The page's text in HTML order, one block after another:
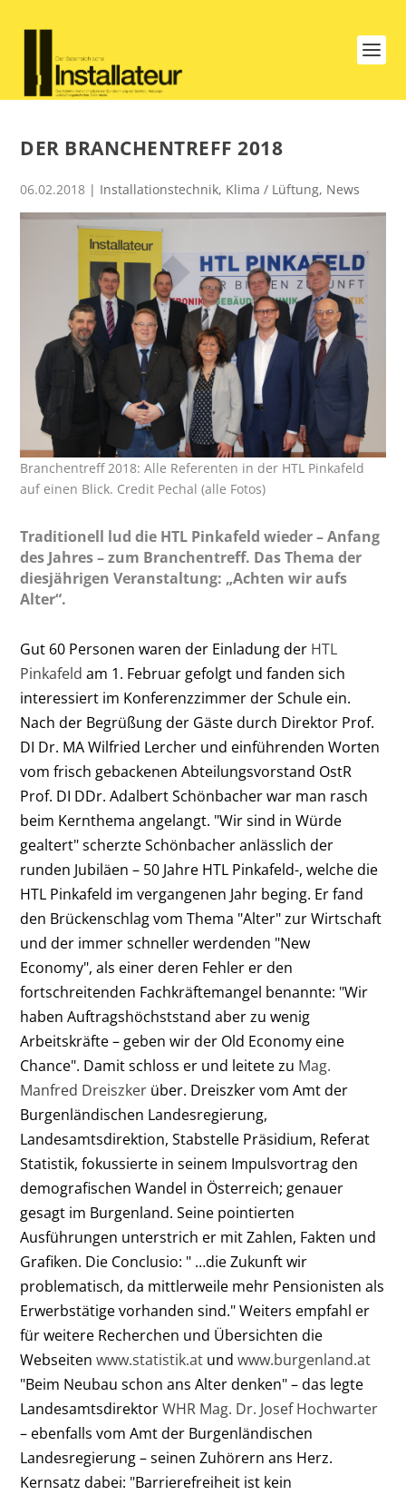
DER BRANCHENTREFF 2018
06.02.2018 | Installationstechnik, Klima / Lüftung, News
Branchentreff 2018: Alle Referenten in der HTL Pinkafeld
auf einen Blick. Credit Pechal (alle Fotos)
Traditionell lud die HTL Pinkafeld wieder – Anfang
des Jahres – zum Branchentreff. Das Thema der
diesjährigen Veranstaltung: „Achten wir aufs
Alter“.
Gut 60 Personen waren der Einladung der HTL
Pinkafeld am 1. Februar gefolgt und fanden sich
interessiert im Konferenzzimmer der Schule ein.
Nach der Begrüßung der Gäste durch Direktor Prof.
DI Dr. MA Wilfried Lercher und einführenden Worten
vom frisch gebackenen Abteilungsvorstand OstR
Prof. DI DDr. Adalbert Schönbacher war man rasch
beim Kernthema angelangt. "Wir sind in Würde
gealtert" scherzte Schönbacher anlässlich der
runden Jubiläen – 50 Jahre HTL Pinkafeld-, welche die
HTL Pinkafeld im vergangenen Jahr beging. Er fand
den Brückenschlag vom Thema "Alter" zur Wirtschaft
und der immer schneller werdenden "New
Economy", als einer deren Fehler er den
fortschreitenden Fachkräftemangel benannte: "Wir
haben Auftragshöchststand aber zu wenig
Arbeitskräfte – geben wir der Old Economy eine
Chance". Damit schloss er und leitete zu Mag.
Manfred Dreiszker über. Dreiszker vom Amt der
Burgenländischen Landesregierung,
Landesamtsdirektion, Stabstelle Präsidium, Referat
Statistik, fokussierte in seinem Impulsvortrag den
demografischen Wandel in Österreich; genauer
gesagt im Burgenland. Seine pointierten
Ausführungen unterstrich er mit Zahlen, Fakten und
Grafiken. Die Conclusio: " …die Zukunft wir
problematisch, da mittlerweile mehr Pensionisten als
Erwerbstätige vorhanden sind." Weiters empfahl er
für weitere Recherchen und Übersichten die
Webseiten www.statistik.at undwww.burgenland.at
"Beim Neubau schon ans Alter denken" – das legte
LandesamtsdirektorWHR Mag. Dr. Josef Hochwarter
– ebenfalls vom Amt der Burgenländischen
Landesregierung – seinen Zuhörern ans Herz.
Kernsatz dabei: "Barrierefreiheit ist kein